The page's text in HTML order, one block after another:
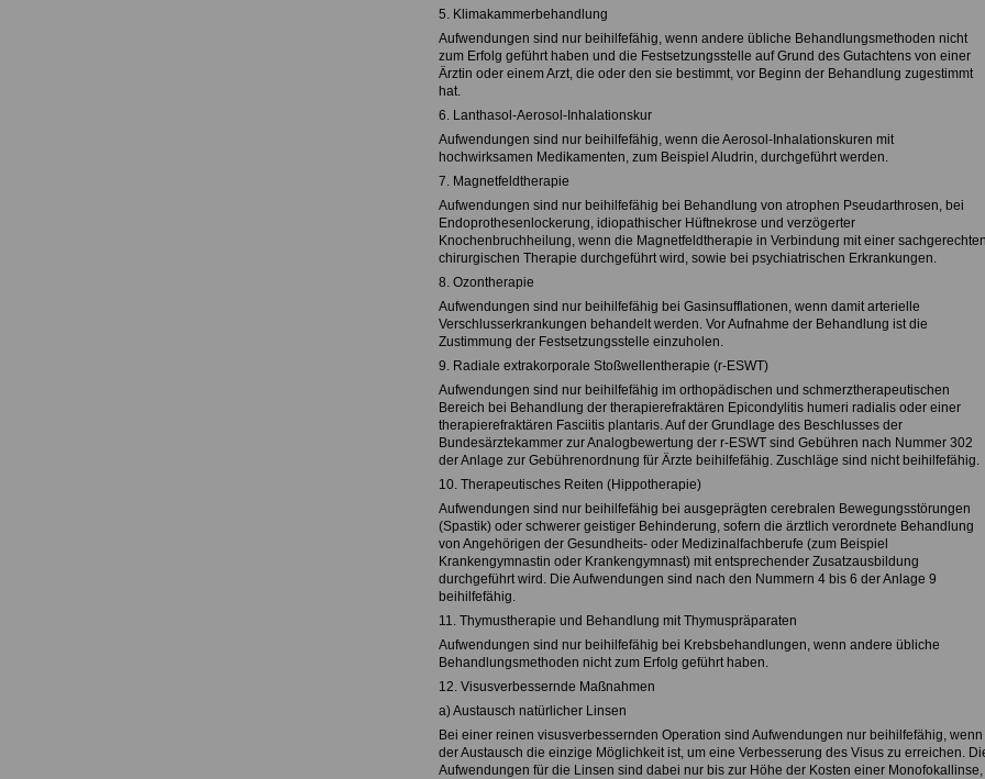
5. Klimakammerbehandlung
Aufwendungen sind nur beihilfefähig, wenn andere übliche Behandlungsmethoden nicht
zum Erfolg geführt haben und die Festsetzungsstelle auf Grund des Gutachtens von einer
Ärztin oder einem Arzt, die oder den sie bestimmt, vor Beginn der Behandlung zugestimmt
hat.
6. Lanthasol-Aerosol-Inhalationskur
Aufwendungen sind nur beihilfefähig, wenn die Aerosol-Inhalationskuren mit
hochwirksamen Medikamenten, zum Beispiel Aludrin, durchgeführt werden.
7. Magnetfeldtherapie
Aufwendungen sind nur beihilfefähig bei Behandlung von atrophen Pseudarthrosen, bei
Endoprothesenlockerung, idiopathischer Hüftnekrose und verzögerter
Knochenbruchheilung, wenn die Magnetfeldtherapie in Verbindung mit einer
chirurgischen Therapie durchgeführt wird, sowie bei psychiatrischen Erkrankungen.
8. Ozontherapie
Aufwendungen sind nur beihilfefähig bei Gasinsufflationen, wenn damit arterielle
Verschlusserkrankungen behandelt werden. Vor Aufnahme der Behandlung ist die
Zustimmung der Festsetzungsstelle einzuholen.
9. Radiale extrakorporale Stoßwellentherapie (r-ESWT)
Aufwendungen sind nur beihilfefähig im orthopädischen und schmerztherapeutischen
Bereich bei Behandlung der therapierefraktären Epicondylitis humeri radialis oder einer
therapierefraktären Fasciitis plantaris. Auf der Grundlage des Beschlusses der
Bundesärztekammer zur Analogbewertung der r-ESWT sind Gebühren nach Nummer 302
der Anlage zur Gebührenordnung für Ärzte beihilfefähig. Zuschläge sind nicht beihilfefähig.
10. Therapeutisches Reiten (Hippotherapie)
Aufwendungen sind nur beihilfefähig bei ausgeprägten cerebralen Bewegungsstörungen
(Spastik) oder schwerer geistiger Behinderung, sofern die ärztlich verordnete Behandlung
von Angehörigen der Gesundheits- oder Medizinalfachberufe (zum Beispiel
Krankengymnastin oder Krankengymnast) mit entsprechender Zusatzausbildung
durchgeführt wird. Die Aufwendungen sind nach den Nummern 4 bis 6 der Anlage 9
beihilfefähig.
11. Thymustherapie und Behandlung mit Thymuspräparaten
Aufwendungen sind nur beihilfefähig bei Krebsbehandlungen, wenn andere übliche
Behandlungsmethoden nicht zum Erfolg geführt haben.
12. Visusverbessernde Maßnahmen
a) Austausch natürlicher Linsen
Bei einer reinen visusverbessernden Operation sind Aufwendungen nur beihilfefähig, wenn
der Austausch die einzige Möglichkeit ist, um eine Verbesserung des Visus zu erreichen.
Aufwendungen für die Linsen sind dabei nur bis zur Höhe der Kosten einer Monofokallinse,